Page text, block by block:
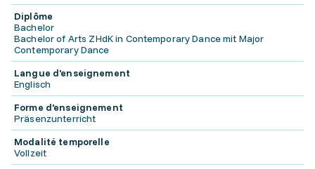
Diplôme
Bachelor
Bachelor of Arts ZHdK in Contemporary Dance mit Major
Contemporary Dance
Langue d'enseignement
Englisch
Forme d'enseignement
Präsenzunterricht
Modalité temporelle
Vollzeit